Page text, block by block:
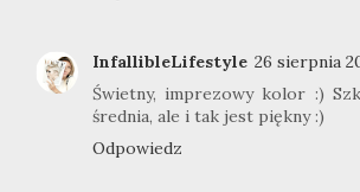
InfallibleLifestyle 26 sierpnia
Świetny, imprezowy kolor :)
średnia, ale i tak jest piękny :)
Odpowiedz